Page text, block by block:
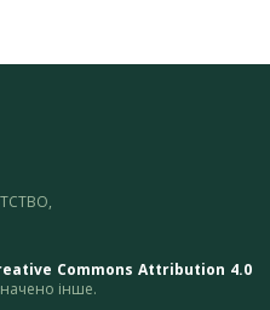
Commons Attribution 4.0
інше.